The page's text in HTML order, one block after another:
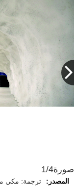
صورة1/4
المصدر: ترجمة: مكي